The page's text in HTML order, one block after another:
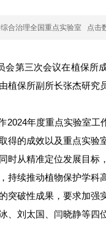
合治理全国重点实验室 点击
会第三次会议在植保所
保所副所长张杰研究
年度重点实验室工
的成效以及重点实验
从精准定位发展目标
续推动植物保护学科
破性成果，要求加强
刘太国、闫晓静等四